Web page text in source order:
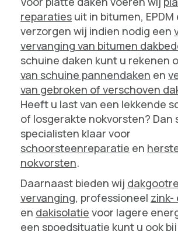
reparaties uit in bitumen, EPDM
verzorgen wij indien nodig een
vervanging van bitumen
schuine daken kunt u rekenen
van schuine pannendaken en
van gebroken of verschoven
Heeft u last van een lekkende
of losgerakte nokvorsten? Dan
specialisten klaar voor
schoorsteenreparatie en
nokvorsten.
Daarnaast bieden wij
vervanging, professioneel zink-
en dakisolatie voor lagere
een spoedsituatie kunt u ook